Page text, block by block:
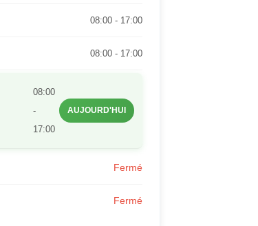
08:00 - 17:00
08:00 - 17:00
08:00
-
17:00
AUJOURD'HUI
Fermé
Fermé